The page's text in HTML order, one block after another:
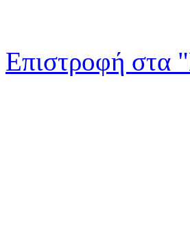
Επιστροφή στα